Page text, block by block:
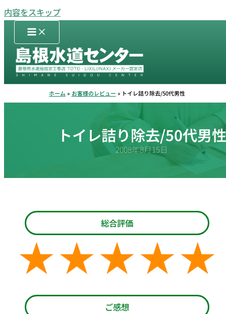
内容をスキップ
ホーム お客様のレビュー トイレ詰り除去/50代男性
トイレ詰り除去/50代男性
2008年8月15日
総合評価
ご感想